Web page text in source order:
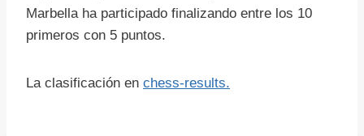
Marbella ha participado finalizando entre los 10
primeros con 5 puntos.
La clasificación en chess-results.